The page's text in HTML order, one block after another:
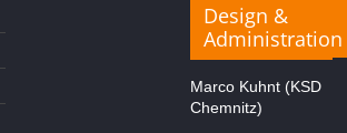
Design &
Administration
Marco Kuhnt (KSD
Chemnitz)